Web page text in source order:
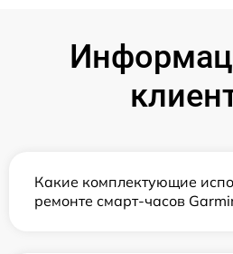
Какие комплектующие
ремонте смарт-часов